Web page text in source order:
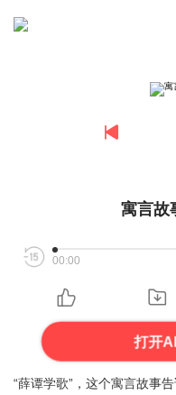
寓言故
00:00
打开
“薛谭学歌”，这个寓言故事